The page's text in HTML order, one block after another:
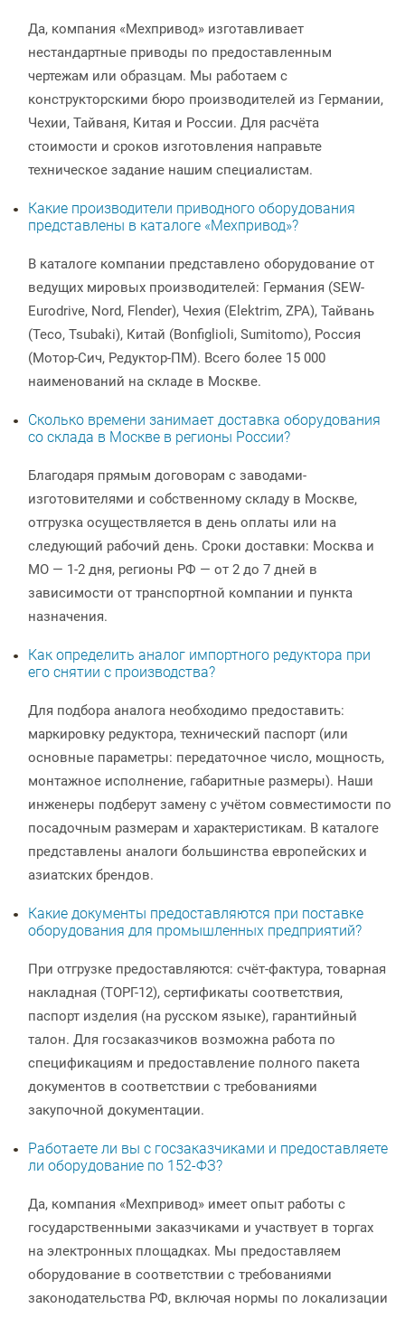
Да, компания «Мехпривод» изготавливает
нестандартные приводы по предоставленным
чертежам или образцам. Мы работаем с
конструкторскими бюро производителей из Германии,
Чехии, Тайваня, Китая и России. Для расчёта
стоимости и сроков изготовления направьте
техническое задание нашим специалистам.
Какие производители приводного оборудования
представлены в каталоге «Мехпривод»?
В каталоге компании представлено оборудование от
ведущих мировых производителей: Германия (SEW-
Eurodrive, Nord, Flender), Чехия (Elektrim, ZPA), Тайвань
(Teco, Tsubaki), Китай (Bonfiglioli, Sumitomo), Россия
(Мотор-Сич, Редуктор-ПМ). Всего более 15 000
наименований на складе в Москве.
Сколько времени занимает доставка оборудования
со склада в Москве в регионы России?
Благодаря прямым договорам с заводами-
изготовителями и собственному складу в Москве,
отгрузка осуществляется в день оплаты или на
следующий рабочий день. Сроки доставки: Москва и
МО — 1-2 дня, регионы РФ — от 2 до 7 дней в
зависимости от транспортной компании и пункта
назначения.
Как определить аналог импортного редуктора при
его снятии с производства?
Для подбора аналога необходимо предоставить:
маркировку редуктора, технический паспорт (или
основные параметры: передаточное число, мощность,
монтажное исполнение, габаритные размеры). Наши
инженеры подберут замену с учётом совместимости по
посадочным размерам и характеристикам. В каталоге
представлены аналоги большинства европейских и
азиатских брендов.
Какие документы предоставляются при поставке
оборудования для промышленных предприятий?
При отгрузке предоставляются: счёт-фактура, товарная
накладная (ТОРГ-12), сертификаты соответствия,
паспорт изделия (на русском языке), гарантийный
талон. Для госзаказчиков возможна работа по
спецификациям и предоставление полного пакета
документов в соответствии с требованиями
закупочной документации.
Работаете ли вы с госзаказчиками и предоставляете
ли оборудование по 152-ФЗ?
Да, компания «Мехпривод» имеет опыт работы с
государственными заказчиками и участвует в торгах
на электронных площадках. Мы предоставляем
оборудование в соответствии с требованиями
законодательства РФ, включая нормы по локализации